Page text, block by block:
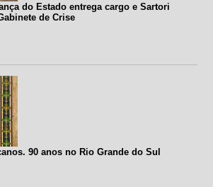
do Estado entrega cargo e Sartori
de Crise
90 anos no Rio Grande do Sul